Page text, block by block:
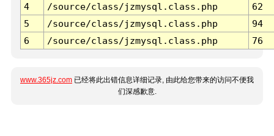
4
/source/class/jzmysql.class.php
62
5
/source/class/jzmysql.class.php
94
6
/source/class/jzmysql.class.php 76
www.365jz.com 已经将此出错信息详细记录, 由此给您带来的访问不便我
们深感歉意.